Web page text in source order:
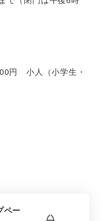
円 小人（小学生・
ペー